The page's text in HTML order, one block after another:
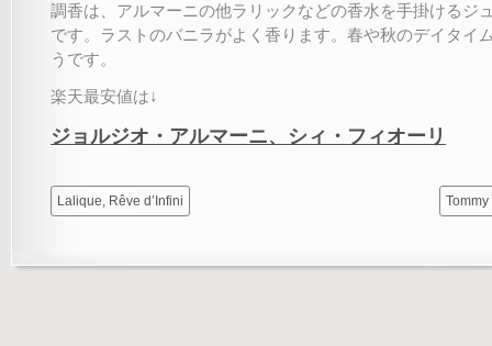
調香は、アルマーニの他ラリックなどの香水を手掛けるジ
です。ラストのバニラがよく香ります。春や秋のデイタイ
うです。
楽天最安値は↓
ジョルジオ・アルマーニ、シィ・フィオーリ
Lalique, Rêve d’Infini